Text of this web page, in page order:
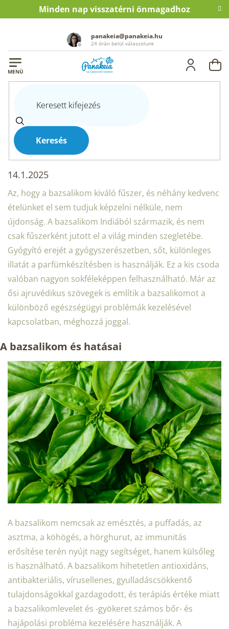
Minden nap visszatérni önmagadhoz
Keresés
panakeia@panakeia.hu
24 órán belül válaszolunk
HAJHULLÁSTÓL SZENVED? EZ
A SZLOVÁK CSODA BIZTOSAN
SEGÍT
14.1.2025
Az, hogy a bazsalikom kiváló fűszer, és néhány kedvenc
ételünket el sem tudjuk képzelni nélküle, nem
újdonság. A bazsalikom Indiából származik, és nem
csak fűszerként jutott el a világ minden szegletébe.
Gyógyító erejét a gyógyszerészetben, sőt, különleges
illatát a parfümkészítésben is használják. Ez a kis csoda
valóban nagyon sokféleképpen felhasználható. Már az
ősi ajruvédikus szövegek is említik a bazsalikomot a
különböző egészségügyi problémák kezelésével
kapcsolatban, méghozzá joggal.
A bazsalikom és hatásai
A bazsalikom nemcsak az emésztés, a puffadás, az
asztma, a köhögés, a hörghurut, az immunitás
erősítése terén nyújt nagy segítséget, hanem külsőleg
is használható. A bazsalikom hihetetlen antioxidáns,
antibakteriális, vírusellenes, gyulladáscsökkentő
tulajdonságokkal gazdagodott, és terápiás értéke miatt
a bazsalikomlevelet és -gyökeret számos bőr- és
hajápolási probléma kezelésére használják. A